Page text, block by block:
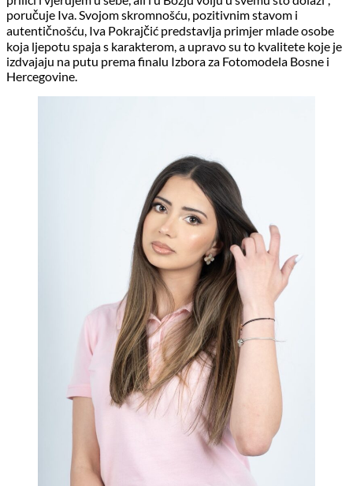
poručuje Iva. Svojom skromnošću, pozitivnim stavom i
autentičnošću, Iva Pokrajčić predstavlja primjer mlade osobe
koja ljepotu spaja s karakterom, a upravo su to kvalitete koje je
izdvajaju na putu prema finalu Izbora za Fotomodela Bosne i
Hercegovine.